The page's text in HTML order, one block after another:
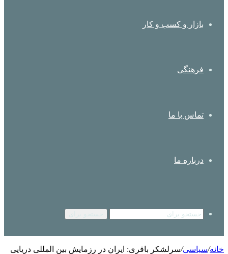
بازار و کسب و کار
فرهنگی
تماس با ما
درباره ما
خانه/سیاسی/سرلشکر باقری: ایران در رزمایش بین المللی دریایی